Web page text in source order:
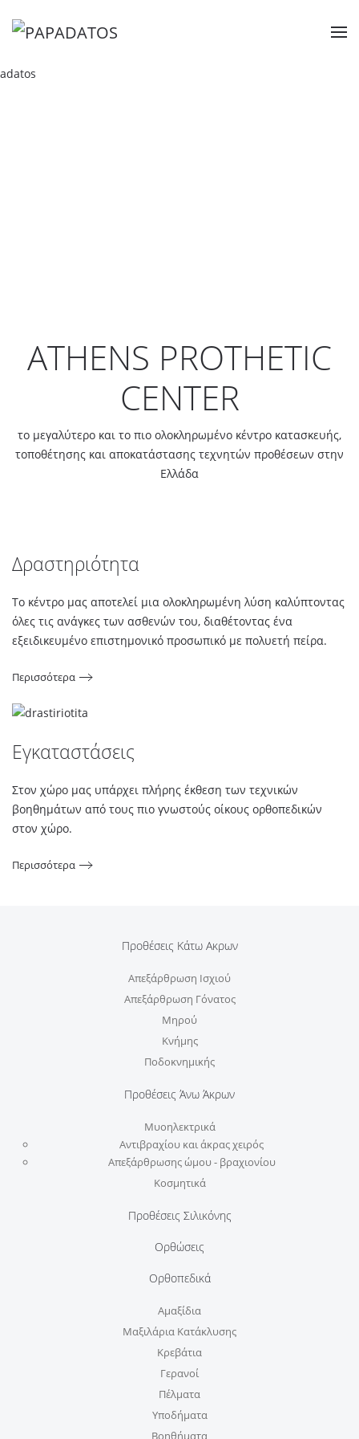
ATHENS PROTHETIC
CENTER
το μεγαλύτερο και το πιο ολοκληρωμένο κέντρο κατασκευής,
τοποθέτησης και αποκατάστασης τεχνητών προθέσεων στην
Ελλάδα
Δραστηριότητα
Το κέντρο μας αποτελεί μια ολοκληρωμένη λύση καλύπτοντας
όλες τις ανάγκες των ασθενών του, διαθέτοντας ένα
εξειδικευμένο επιστημονικό προσωπικό με πολυετή πείρα.
Περισσότερα
Εγκαταστάσεις
Στον χώρο μας υπάρχει πλήρης έκθεση των τεχνικών
βοηθημάτων από τους πιο γνωστούς οίκους ορθοπεδικών
στον χώρο.
Περισσότερα
Προθέσεις Κάτω Ακρων
Απεξάρθρωση Ισχιού
Απεξάρθρωση Γόνατος
Μηρού
Κνήμης
Ποδοκνημικής
Προθέσεις Άνω Άκρων
Μυοηλεκτρικά
Αντιβραχίου και άκρας χειρός
Απεξάρθρωσης ώμου - βραχιονίου
Κοσμητικά
Προθέσεις Σιλικόνης
Ορθώσεις
Ορθοπεδικά
Αμαξίδια
Μαξιλάρια Κατάκλυσης
Κρεβάτια
Γερανοί
Πέλματα
Υποδήματα
Βοηθήματα